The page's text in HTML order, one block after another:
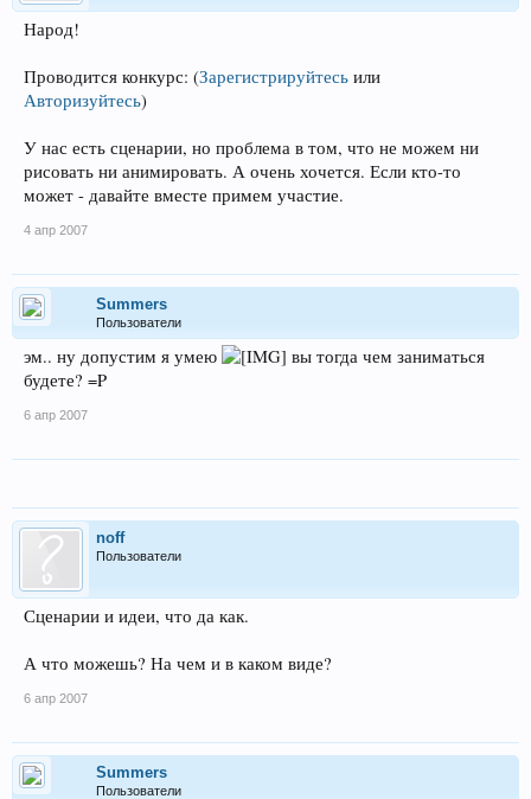
Народ!
Проводится конкурс: (Зарегистрируйтесь или
Авторизуйтесь)
У нас есть сценарии, но проблема в том, что не можем ни
рисовать ни анимировать. А очень хочется. Если кто-то
может - давайте вместе примем участие.
4 апр 2007
Summers
Пользователи
эм.. ну допустим я умею
вы тогда чем заниматься
будете? =P
6 апр 2007
noff
Пользователи
Сценарии и идеи, что да как.
А что можешь? На чем и в каком виде?
6 апр 2007
Summers
Пользователи